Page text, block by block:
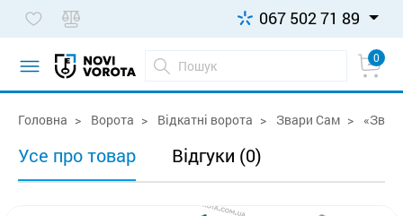
067 502 71 89
0
Головна Ворота Відкатні ворота Звари Сам
Усе про товар Відгуки (0)